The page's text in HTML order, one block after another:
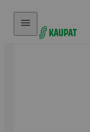
Hyppää sisältöön